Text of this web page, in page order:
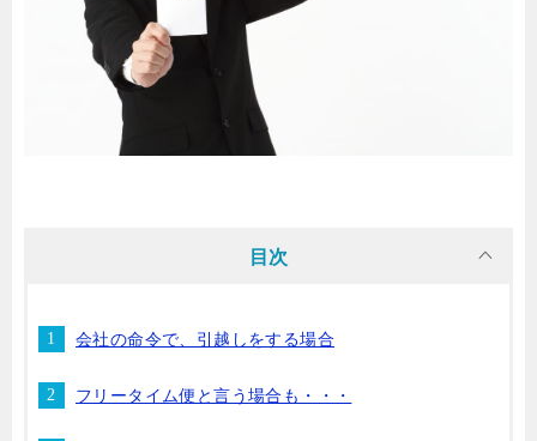
目次
会社の命令で、引越しをする場合
フリータイム便と言う場合も・・・